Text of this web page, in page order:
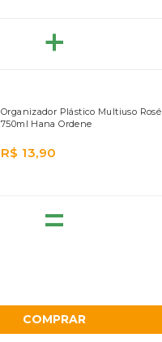
Organizador Plástico Multiuso Rosé
750ml Hana Ordene
R$ 13,90
=
COMPRAR